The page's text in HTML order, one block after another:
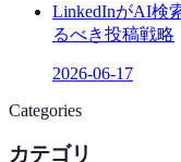
LinkedInがAI検
るべき投稿戦略
2026-06-17
Categories
カテゴリ